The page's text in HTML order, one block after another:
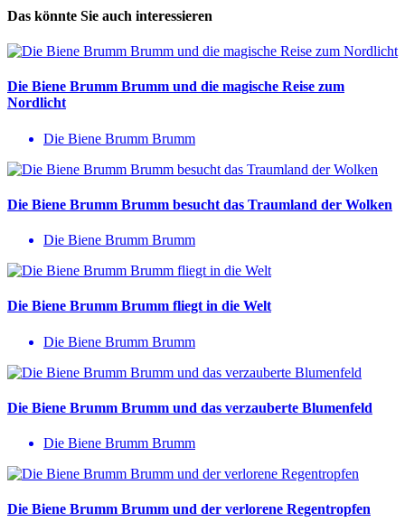
Das könnte Sie auch interessieren
Die Biene Brumm Brumm und die magische Reise zum
Nordlicht
Die Biene Brumm Brumm
Die Biene Brumm Brumm besucht das Traumland der Wolken
Die Biene Brumm Brumm
Die Biene Brumm Brumm fliegt in die Welt
Die Biene Brumm Brumm
Die Biene Brumm Brumm und das verzauberte Blumenfeld
Die Biene Brumm Brumm
Die Biene Brumm Brumm und der verlorene Regentropfen